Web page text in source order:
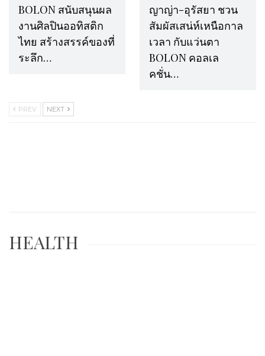
BOLON สนับสนุนผล
งานศิลปินออทิสติก
ไทย สร้างสรรค์ของที่
ระลึก…
ญาญ่า-อุรัสยา ชวน
สัมผัสเสน่ห์เหนือกาล
เวลา กับแว่นตา
BOLON คอลเล
คชั่น…
PREV NEXT
HEALTH